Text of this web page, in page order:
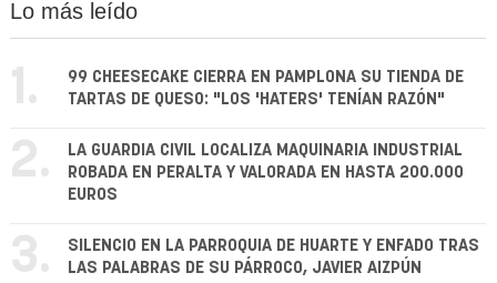
Lo más leído
1.
99 CHEESECAKE CIERRA EN PAMPLONA SU TIENDA DE
TARTAS DE QUESO: "LOS 'HATERS' TENÍAN RAZÓN"
2.
LA GUARDIA CIVIL LOCALIZA MAQUINARIA INDUSTRIAL
ROBADA EN PERALTA Y VALORADA EN HASTA 200.000
EUROS
3.
SILENCIO EN LA PARROQUIA DE HUARTE Y ENFADO TRAS
LAS PALABRAS DE SU PÁRROCO, JAVIER AIZPÚN